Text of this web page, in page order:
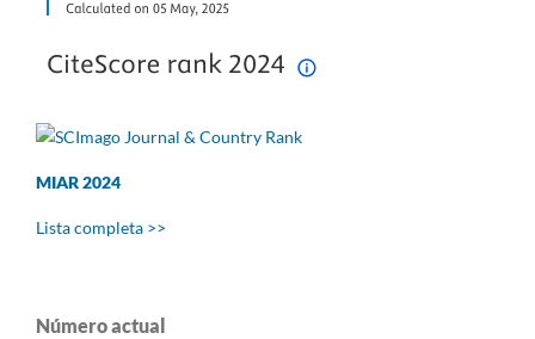
MIAR 2024
Lista completa >>
Número actual